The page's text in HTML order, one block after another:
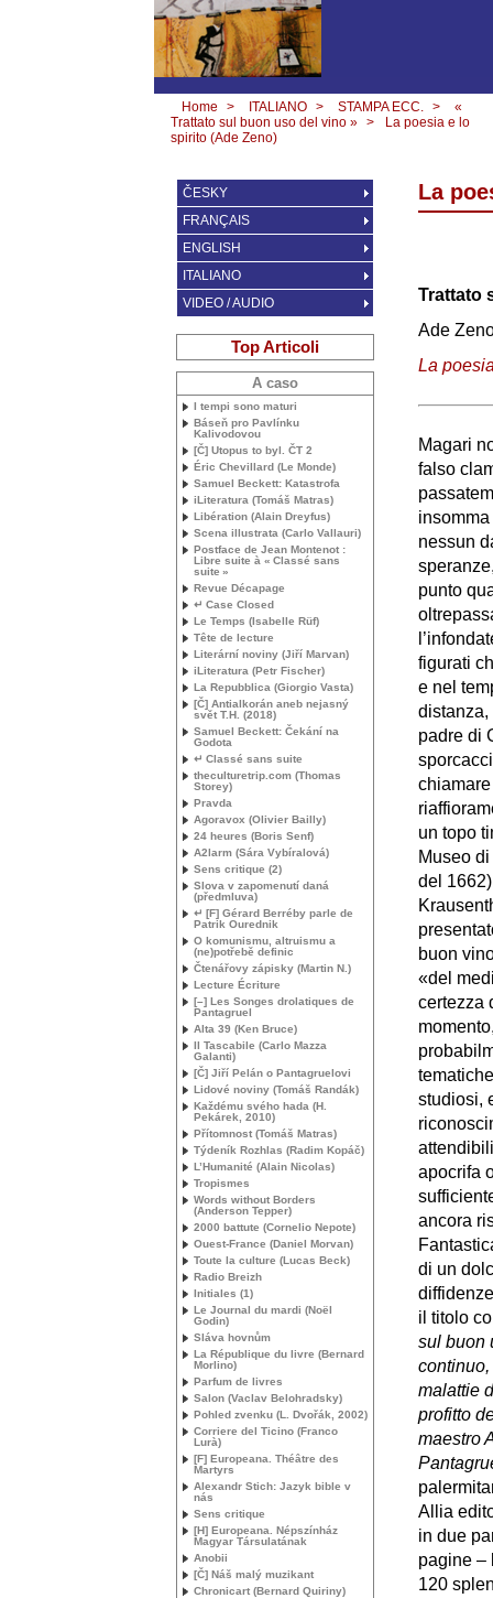
Home > ITALIANO > STAMPA ECC. >
«
Trattato sul buon uso del vino » >
La poesia e lo
spirito (Ade Zeno)
La
Trattato
Ade
La
Magari
falso
nessun
punto
figurati
e nel
distanza,
padre di
un topo
Museo
del
buon
«del
certezza
studiosi,
apocrifa
ancora
di un
il titolo
sul buon
continuo,
malattie
profitto
maestro
Allia
in due
pagine –
120
ČESKY
FRANÇAIS
ENGLISH
ITALIANO
VIDEO / AUDIO
Top Articoli
A caso
I tempi sono maturi
Báseň pro Pavlínku
Kalivodovou
[Č] Utopus to byl. ČT 2
Éric Chevillard (Le Monde)
Samuel Beckett: Katastrofa
iLiteratura (Tomáš Matras)
Libération (Alain Dreyfus)
Scena illustrata (Carlo Vallauri)
Postface de Jean Montenot :
Libre suite à « Classé sans
suite »
Revue Décapage
↵ Case Closed
Le Temps (Isabelle Rüf)
Tête de lecture
Literární noviny (Jiří Marvan)
iLiteratura (Petr Fischer)
La Repubblica (Giorgio Vasta)
[Č] Antialkorán aneb nejasný
svět T.H. (2018)
Samuel Beckett: Čekání na
Godota
↵ Classé sans suite
theculturetrip.com (Thomas
Storey)
Pravda
Agoravox (Olivier Bailly)
24 heures (Boris Senf)
A2larm (Sára Vybíralová)
Sens critique (2)
Slova v zapomenutí daná
(předmluva)
↵ [F] Gérard Berréby parle de
Patrik Ourednik
O komunismu, altruismu a
(ne)potřebě definic
Čtenářovy zápisky (Martin N.)
Lecture Écriture
[–] Les Songes drolatiques de
Pantagruel
Alta 39 (Ken Bruce)
Il Tascabile (Carlo Mazza
Galanti)
[Č] Jiří Pelán o Pantagruelovi
Lidové noviny (Tomáš Randák)
Každému svého hada (H.
Pekárek, 2010)
Přítomnost (Tomáš Matras)
Týdeník Rozhlas (Radim Kopáč)
L’Humanité (Alain Nicolas)
Tropismes
Words without Borders
(Anderson Tepper)
2000 battute (Cornelio Nepote)
Ouest-France (Daniel Morvan)
Toute la culture (Lucas Beck)
Radio Breizh
Initiales (1)
Le Journal du mardi (Noël
Godin)
Sláva hovnům
La République du livre (Bernard
Morlino)
Parfum de livres
Salon (Vaclav Belohradsky)
Pohled zvenku (L. Dvořák, 2002)
Corriere del Ticino (Franco
Lurà)
[F] Europeana. Théâtre des
Martyrs
Alexandr Stich: Jazyk bible v
nás
Sens critique
[H] Europeana. Népszínház
Magyar Társulatának
Anobii
[Č] Náš malý muzikant
Chronicart (Bernard Quiriny)